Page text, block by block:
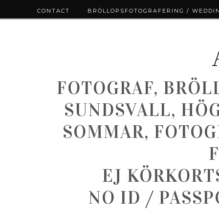
FOTOGRAF,
SUNDSVALL,
SOMMAR,
EJ
NO ID /
CONTACT BRÖLLOPSFOTOGRAFERING /